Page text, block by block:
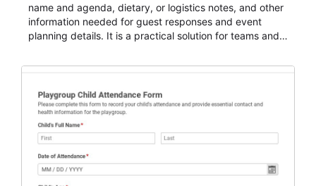
name and agenda, dietary, or logistics notes, and other
information needed for guest responses and event
planning details. It is a practical solution for teams and
for teams and organizations.